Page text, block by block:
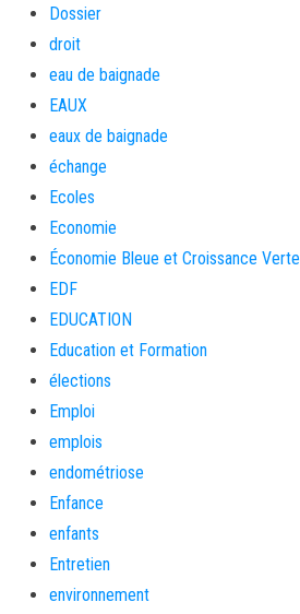
Dossier
droit
eau de baignade
EAUX
eaux de baignade
échange
Ecoles
Economie
Économie Bleue et Croissance Verte
EDF
EDUCATION
Education et Formation
élections
Emploi
emplois
endométriose
Enfance
enfants
Entretien
environnement